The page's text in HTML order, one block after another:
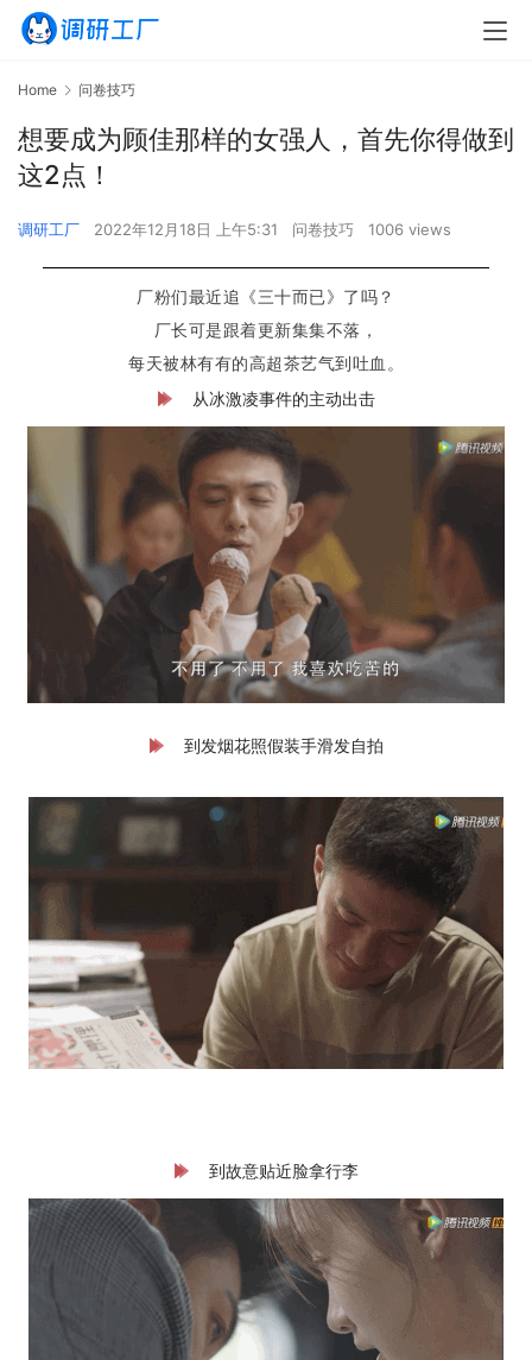
Home 问卷技巧
想要成为顾佳那样的女强人，首先你得做到
这2点！
调研工厂 2022年12月18日 上午5:31 问卷技巧 1006 views
厂粉们最近追《三十而已》了吗？
厂长可是跟着更新集集不落，
每天被林有有的高超茶艺气到吐血。
从冰激凌事件的主动出击
到发烟花照假装手滑发自拍
到故意贴近脸拿行李